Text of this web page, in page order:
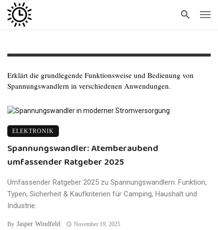
Erklärt die grundlegende Funktionsweise und Bedienung von
Spannungswandlern in verschiedenen Anwendungen.
ELEKTRONIK
Spannungswandler: Atemberaubend
umfassender Ratgeber 2025
Umfassender Ratgeber 2025 zu Spannungswandlern: Funktion,
Typen, Sicherheit & Kaufkriterien für Camping, Haushalt und
Industrie.
By Jasper Windfeld November 19, 2025